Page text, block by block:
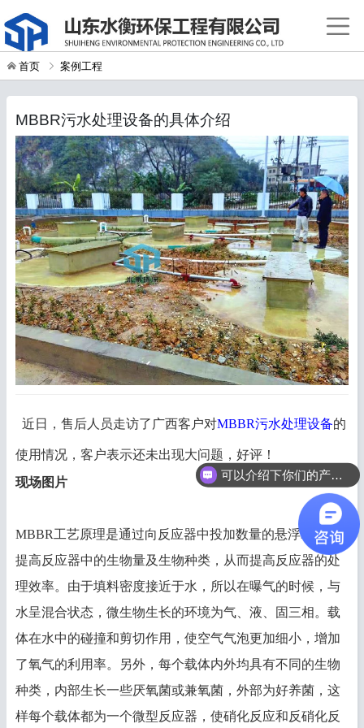
首页 案例工程
MBBR污水处理设备的具体介绍
近日，售后人员走访了广西客户对MBBR污水处理设备的
使用情况，客户表示还未出现大问题，好评！
现场图片
MBBR工艺原理是通过向反应器中投加数量的悬浮载体，
提高反应器中的生物量及生物种类，从而提高反应器的处
理效率。由于填料密度接近于水，所以在曝气的时候，与
水呈混合状态，微生物生长的环境为气、液、固三相。载
体在水中的碰撞和剪切作用，使空气气泡更加细小，增加
了氧气的利用率。另外，每个载体内外均具有不同的生物
种类，内部生长一些厌氧菌或兼氧菌，外部为好养菌，这
样每个载体都为一个微型反应器，使硝化反应和反硝化反
可以介绍下你们的产品么？